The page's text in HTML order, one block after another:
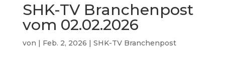
SHK-TV Branchenpost
vom 02.02.2026
von | Feb. 2, 2026 | SHK-TV Branchenpost